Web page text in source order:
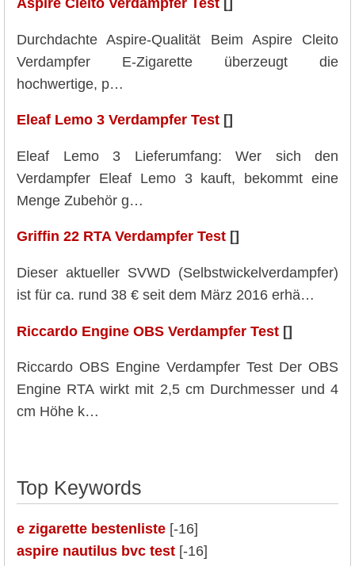
Aspire Cleito Verdampfer Test []
Durchdachte Aspire-Qualität Beim Aspire Cleito
Verdampfer E-Zigarette überzeugt die
hochwertige, p…
Eleaf Lemo 3 Verdampfer Test []
Eleaf Lemo 3 Lieferumfang: Wer sich den
Verdampfer Eleaf Lemo 3 kauft, bekommt eine
Menge Zubehör g…
Griffin 22 RTA Verdampfer Test []
Dieser aktueller SVWD (Selbstwickelverdampfer)
ist für ca. rund 38 € seit dem März 2016 erhä…
Riccardo Engine OBS Verdampfer Test []
Riccardo OBS Engine Verdampfer Test Der OBS
Engine RTA wirkt mit 2,5 cm Durchmesser und 4
cm Höhe k…
Top Keywords
e zigarette bestenliste [-16]
aspire nautilus bvc test [-16]